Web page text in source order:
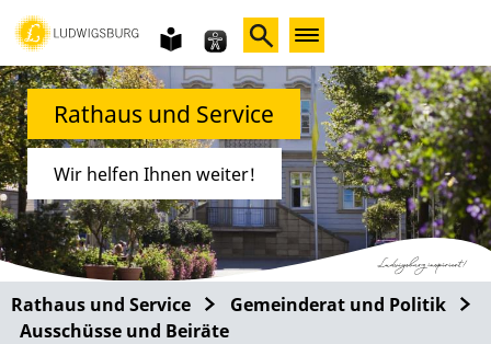
Gebärdensprache
leichte
Sprache
Rathaus und Service
Wir helfen Ihnen weiter!
Rathaus und Service
Gemeinderat und Politik
Ausschüsse und Beiräte